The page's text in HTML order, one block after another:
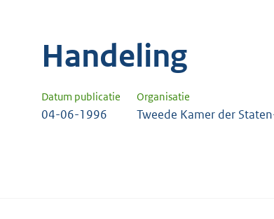
Handeling
Datum publicatie Organisatie
04-06-1996 Tweede Kamer der